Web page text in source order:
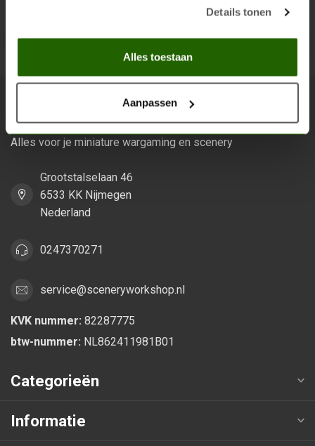
Details tonen
Alles toestaan
Aanpassen
Blijf op de hoogte over onze laatste acties
Scenery Workshop BV
Alles voor je miniature wargaming en scenery
Grootstalselaan 46
6533 KK Nijmegen
Nederland
0247370271
service@sceneryworkshop.nl
KVK nummer: 82287775
btw-nummer: NL862411981B01
Categorieën
Informatie